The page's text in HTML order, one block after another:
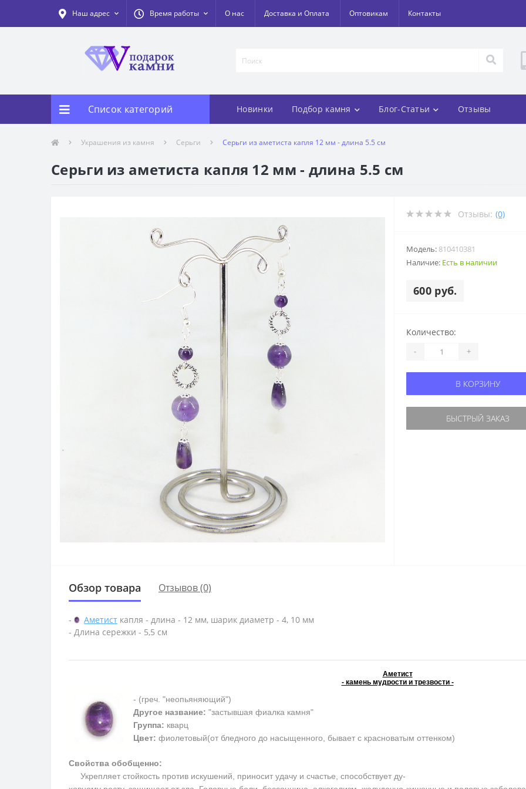
Наш адрес Время работы О нас Доставка и Оплата Оптовикам Контакты
Список категорий Новинки Подбор камня Блог-Статьи Отзывы
Украшения из камня Серьги Серьги из аметиста капля 12 мм - длина 5.5 см
Серьги из аметиста капля 12 мм - длина 5.5 см
Отзывы: (0)
Модель: 810410381
Наличие: Есть в наличии
600 руб.
Количество:
- +
В КОРЗИНУ
БЫСТРЫЙ ЗАКАЗ
Обзор товара Отзывов (0)
- Аметист капля - длина - 12 мм, шарик диаметр - 4, 10 мм
- Длина сережки - 5,5 см
Аметист
- камень мудрости и трезвости -
- (греч. "неопьяняющий")
Другое название: "застывшая фиалка камня"
Группа: кварц
Цвет: фиолетовый(от бледного до насыщенного, бывает с красноватым оттенком)
Свойства обобщенно:
Укрепляет стойкость против искушений, приносит удачу и счастье, способствует ду-